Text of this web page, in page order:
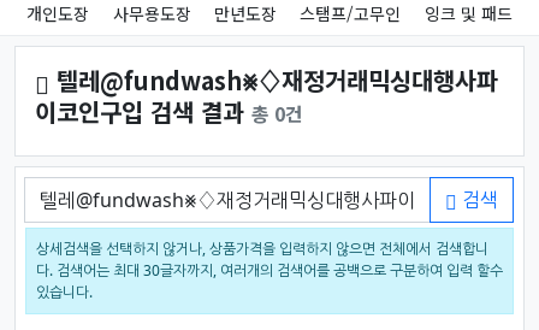
개인도장 사무용도장 만년도장 스탬프/고무인 잉크 및 패드
텔레@fundwash⨳♢재정거래믹싱대행사파
이코인구입 검색 결과 총 0건
검색어 검색
상세검색을 선택하지 않거나, 상품가격을 입력하지 않으면 전체에서 검색합니
다. 검색어는 최대 30글자까지, 여러개의 검색어를 공백으로 구분하여 입력 할수
있습니다.